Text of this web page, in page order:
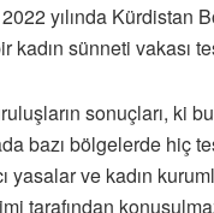
yılında
sünneti vakası
sonuçları, ki
bazı bölgelerde hiç
ve kadın
tarafından